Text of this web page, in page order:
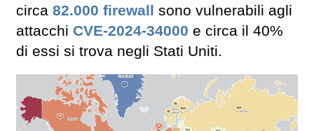
circa 82.000 firewall sono vulnerabili agli
attacchi CVE-2024-34000 e circa il 40%
di essi si trova negli Stati Uniti.